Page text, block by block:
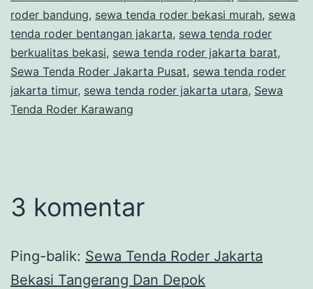
roder bandung, sewa tenda roder bekasi murah, sewa
tenda roder bentangan jakarta, sewa tenda roder
berkualitas bekasi, sewa tenda roder jakarta barat,
Sewa Tenda Roder Jakarta Pusat, sewa tenda roder
jakarta timur, sewa tenda roder jakarta utara, Sewa
Tenda Roder Karawang
3 komentar
Ping-balik: Sewa Tenda Roder Jakarta
Bekasi Tangerang Dan Depok